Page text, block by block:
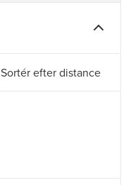
Sortér efter distance